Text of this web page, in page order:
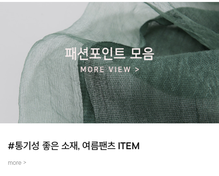
#통기성 좋은 소재, 여름팬츠 ITEM
more >